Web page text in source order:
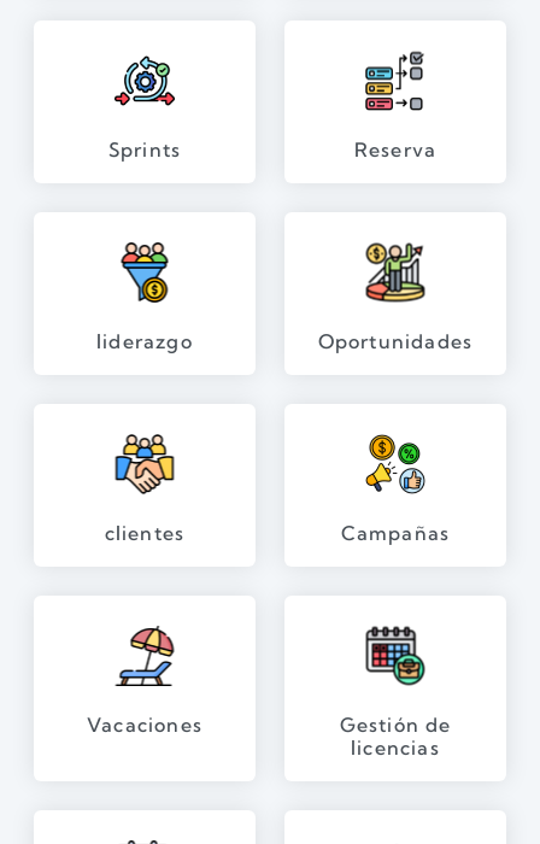
Sprints Reserva
liderazgo Oportunidades
clientes Campañas
Vacaciones
Gestión de
licencias